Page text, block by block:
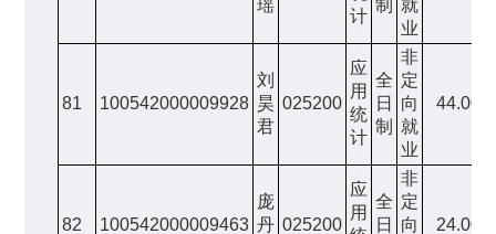
瑶
计
制
就
业
81 100542000009928
刘
昊
君
025200
应
用
统
计
全
日
制
非
定
向
就
业
44.00
82 100542000009463
庞
丹 025200
应
用
全
日
非
定
向
24.00